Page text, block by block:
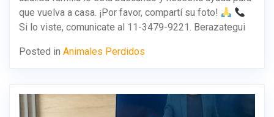
que vuelva a casa. ¡Por favor, compartí su foto!
Si lo viste, comunicate al 11-3479-9221. Berazategui
Posted in Animales Perdidos